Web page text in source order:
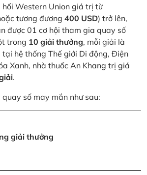
hối Western Union giá trị từ
tương đương 400 USD) trở lên,
được 01 cơ hội tham gia quay số
trong 10 giải thưởng, mỗi giải là
hệ thống Thế giới Di động, Điện
Xanh, nhà thuốc An Khang trị giá
.
số may mắn như sau:
giải thưởng